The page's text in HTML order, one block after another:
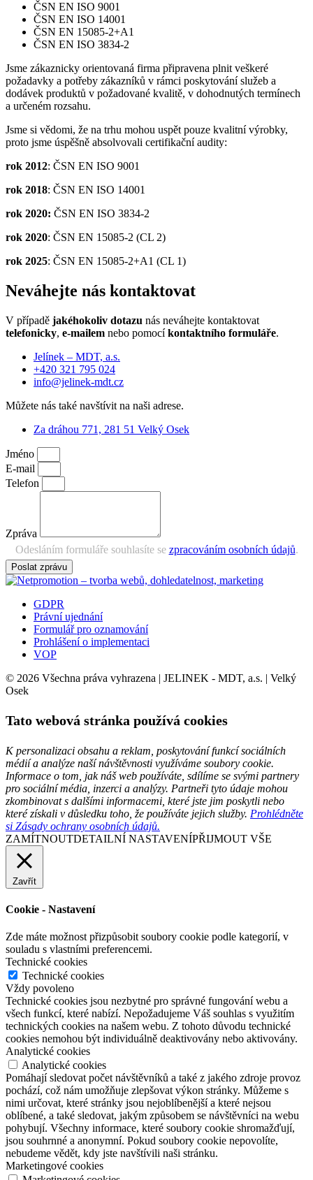
ČSN EN ISO 9001
ČSN EN ISO 14001
ČSN EN 15085-2+A1
ČSN EN ISO 3834-2
Jsme zákaznicky orientovaná firma připravena plnit veškeré
požadavky a potřeby zákazníků v rámci poskytování služeb a
dodávek produktů v požadované kvalitě, v dohodnutých termínech
a určeném rozsahu.
Jsme si vědomi, že na trhu mohou uspět pouze kvalitní výrobky,
proto jsme úspěšně absolvovali certifikační audity:
rok 2012: ČSN EN ISO 9001
rok 2018: ČSN EN ISO 14001
rok 2020: ČSN EN ISO 3834-2
rok 2020: ČSN EN 15085-2 (CL 2)
rok 2025: ČSN EN 15085-2+A1 (CL 1)
Neváhejte nás kontaktovat
V případě jakéhokoliv dotazu nás neváhejte kontaktovat
telefonicky, e-mailem nebo pomocíkontaktního formuláře.
Jelínek – MDT, a.s.
+420 321 795 024
info@jelinek-mdt.cz
Můžete nás také navštívit na naši adrese.
Za dráhou 771, 281 51 Velký Osek
Jméno
E-mail
Telefon
Zpráva
Odesláním formuláře souhlasíte se zpracováním osobních údajů.
Poslat zprávu
GDPR
Právní ujednání
Formulář pro oznamování
Prohlášení o implementaci
VOP
© 2026 Všechna práva vyhrazena | JELINEK - MDT, a.s. | Velký
Osek
Tato webová stránka používá cookies
K personalizaci obsahu a reklam, poskytování funkcí sociálních
médií a analýze naší návštěvnosti využíváme soubory cookie.
Informace o tom, jak náš web používáte, sdílíme se svými partnery
pro sociální média, inzerci a analýzy. Partneři tyto údaje mohou
zkombinovat s dalšími informacemi, které jste jim poskytli nebo
které získali v důsledku toho, že používáte jejich služby. Prohlédněte
si Zásady ochrany osobních údajů.
ZAMÍTNOUTDETAILNÍ NASTAVENÍPŘIJMOUT VŠE
Zavřít
Cookie - Nastavení
Zde máte možnost přizpůsobit soubory cookie podle kategorií, v
souladu s vlastními preferencemi.
Technické cookies
Technické cookies
Vždy povoleno
Technické cookies jsou nezbytné pro správné fungování webu a
všech funkcí, které nabízí. Nepožadujeme Váš souhlas s využitím
technických cookies na našem webu. Z tohoto důvodu technické
cookies nemohou být individuálně deaktivovány nebo aktivovány.
Analytické cookies
Analytické cookies
Pomáhají sledovat počet návštěvníků a také z jakého zdroje provoz
pochází, což nám umožňuje zlepšovat výkon stránky. Můžeme s
nimi určovat, které stránky jsou nejoblíbenější a které nejsou
oblíbené, a také sledovat, jakým způsobem se návštěvníci na webu
pohybují. Všechny informace, které soubory cookie shromažďují,
jsou souhrnné a anonymní. Pokud soubory cookie nepovolíte,
nebudeme vědět, kdy jste navštívili naši stránku.
Marketingové cookies